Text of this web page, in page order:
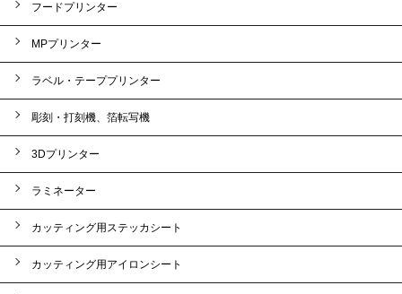
フードプリンター
MPプリンター
ラベル・テーププリンター
彫刻・打刻機、箔転写機
3Dプリンター
ラミネーター
カッティング用ステッカシート
カッティング用アイロンシート